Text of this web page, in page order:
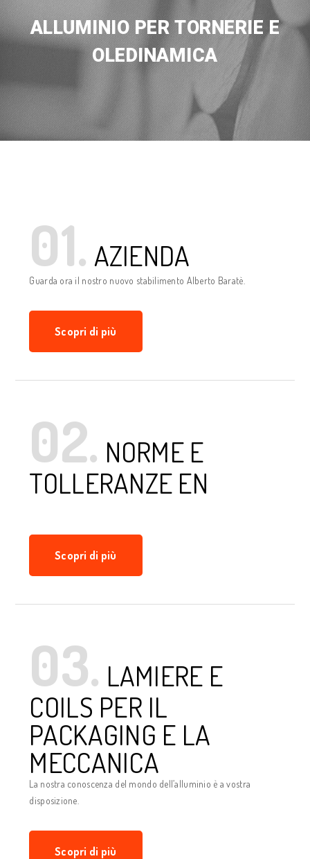
ALLUMINIO PER TORNERIE E
OLEDINAMICA
01. AZIENDA
Guarda ora il nostro nuovo stabilimento Alberto Baratè.
Scopri di più
02. NORME E
TOLLERANZE EN
Scopri di più
03. LAMIERE E
COILS PER IL
PACKAGING E LA
MECCANICA
La nostra conoscenza del mondo dell’alluminio è a vostra
disposizione.
Scopri di più